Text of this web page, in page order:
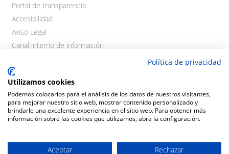
Portal de transparencia
Accesibilidad
Aviso Legal
Canal interno de información
derechos reservados.
Política de privacidad
Utilizamos cookies
Podemos colocarlos para el análisis de los datos de nuestros visitantes,
para mejorar nuestro sitio web, mostrar contenido personalizado y
brindarle una excelente experiencia en el sitio web. Para obtener más
información sobre las cookies que utilizamos, abra la configuración.
Aceptar Rechazar